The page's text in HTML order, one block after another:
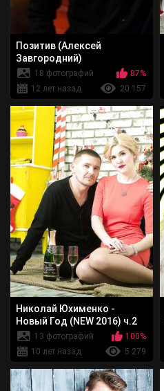
Позитив (Алексей
Завгородний)
18 фотографий
87%
12 лет назад
20 157
Николай Юхименко -
Новый Год (NEW 2016) ч.2
13 фотографий
100%
10 лет назад
5 279